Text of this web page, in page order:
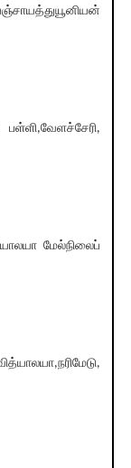
மேல்நிலைப்